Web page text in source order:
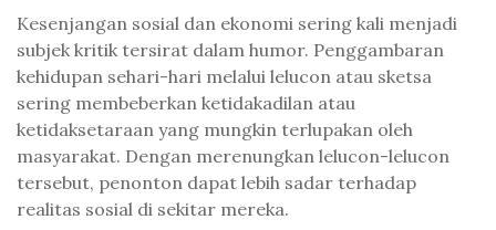
Kesenjangan sosial dan ekonomi sering kali menjadi
subjek kritik tersirat dalam humor. Penggambaran
kehidupan sehari-hari melalui lelucon atau sketsa
sering membeberkan ketidakadilan atau
ketidaksetaraan yang mungkin terlupakan oleh
masyarakat. Dengan merenungkan lelucon-lelucon
tersebut, penonton dapat lebih sadar terhadap
realitas sosial di sekitar mereka.